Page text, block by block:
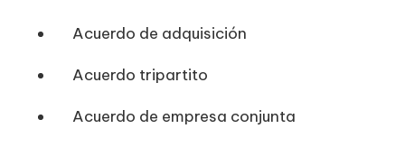
Acuerdo de adquisición
Acuerdo tripartito
Acuerdo de empresa conjunta